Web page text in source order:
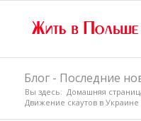
Блог - Последние
Вы здесь: Домашняя
Движение скаутов в